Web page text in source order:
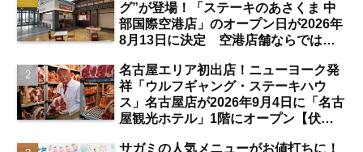
グ”が登場！「ステーキのあさくま 中
部国際空港店」のオープン日が2026年
8月13日に決定 空港店舗ならではの
名古屋エリア初出店！ニューヨーク発
祥「ウルフギャング・ステーキハウ
ス」名古屋店が2026年9月4日に「名古
屋観光ホテル」1階にオープン【伏
サガミの人気メニューがお値打ちに！